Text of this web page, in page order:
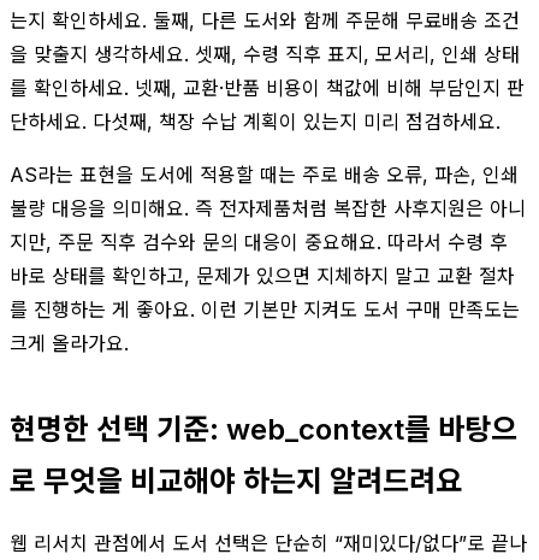
는지 확인하세요. 둘째, 다른 도서와 함께 주문해 무료배송 조건
을 맞출지 생각하세요. 셋째, 수령 직후 표지, 모서리, 인쇄 상태
를 확인하세요. 넷째, 교환·반품 비용이 책값에 비해 부담인지 판
단하세요. 다섯째, 책장 수납 계획이 있는지 미리 점검하세요.
AS라는 표현을 도서에 적용할 때는 주로 배송 오류, 파손, 인쇄
불량 대응을 의미해요. 즉 전자제품처럼 복잡한 사후지원은 아니
지만, 주문 직후 검수와 문의 대응이 중요해요. 따라서 수령 후
바로 상태를 확인하고, 문제가 있으면 지체하지 말고 교환 절차
를 진행하는 게 좋아요. 이런 기본만 지켜도 도서 구매 만족도는
크게 올라가요.
현명한 선택 기준: web_context를 바탕으
로 무엇을 비교해야 하는지 알려드려요
웹 리서치 관점에서 도서 선택은 단순히 “재미있다/없다”로 끝나